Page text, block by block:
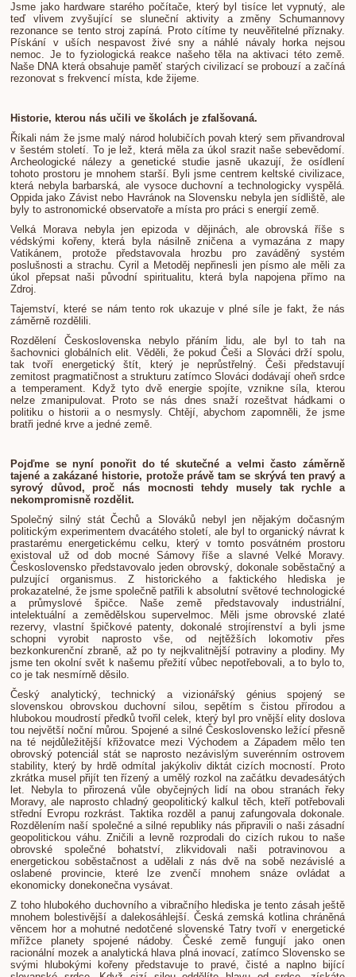
Jsme jako hardware starého počítače, který byl tisíce let vypnutý, ale
teď vlivem zvyšující se sluneční aktivity a změny Schumannovy
rezonance se tento stroj zapíná. Proto cítíme ty neuvěřitelné příznaky.
Pískání v uších nespavost živé sny a náhlé návaly horka nejsou
nemoc. Je to fyziologická reakce našeho těla na aktivaci této země.
Naše DNA která obsahuje paměť starých civilizací se probouzí a začíná
rezonovat s frekvencí místa, kde žijeme.
​Historie, kterou nás učili ve školách je zfalšovaná.
Říkali nám že jsme malý národ holubičích povah který sem přivandroval
v šestém století. To je lež, která měla za úkol srazit naše sebevědomí.
Archeologické nálezy a genetické studie jasně ukazují, že osídlení
tohoto prostoru je mnohem starší. Byli jsme centrem keltské civilizace,
která nebyla barbarská, ale vysoce duchovní a technologicky vyspělá.
Oppida jako Závist nebo Havránok na Slovensku nebyla jen sídliště, ale
byly to astronomické observatoře a místa pro práci s energií země.
Velká Morava nebyla jen epizoda v dějinách, ale obrovská říše s
védskými kořeny, která byla násilně zničena a vymazána z mapy
Vatikánem, protože představovala hrozbu pro zaváděný systém
poslušnosti a strachu. Cyril a Metoděj nepřinesli jen písmo ale měli za
úkol přepsat naši původní spiritualitu, která byla napojena přímo na
Zdroj.
Tajemství, které se nám tento rok ukazuje v plné síle je fakt, že nás
záměrně rozdělili.
Rozdělení Československa nebylo přáním lidu, ale byl to tah na
šachovnici globálních elit. Věděli, že pokud Češi a Slováci drží spolu,
tak tvoří energetický štít, který je neprůstřelný. Češi představují
zemitost pragmatičnost a strukturu zatímco Slováci dodávají oheň srdce
a temperament. Když tyto dvě energie spojíte, vznikne síla, kterou
nelze zmanipulovat. Proto se nás dnes snaží rozeštvat hádkami o
politiku o historii a o nesmysly. Chtějí, abychom zapomněli, že jsme
bratři jedné krve a jedné země.
Pojďme se nyní ponořit do té skutečné a velmi často záměrně
tajené a zakázané historie, protože právě tam se skrývá ten pravý a
syrový důvod, proč nás mocnosti tehdy musely tak rychle a
nekompromisně rozdělit.
Společný silný stát Čechů a Slováků nebyl jen nějakým dočasným
politickým experimentem dvacátého století, ale byl to organický návrat k
prastarému energetickému celku, který v tomto posvátném prostoru
existoval už od dob mocné Sámovy říše a slavné Velké Moravy.
Československo představovalo jeden obrovský, dokonale soběstačný a
pulzující organismus. Z historického a faktického hlediska je
prokazatelné, že jsme společně patřili k absolutní světové technologické
a průmyslové špičce. Naše země představovaly industriální,
intelektuální a zemědělskou supervelmoc. Měli jsme obrovské zlaté
rezervy, vlastní špičkové patenty, dokonalé strojírenství a byli jsme
schopni vyrobit naprosto vše, od nejtěžších lokomotiv přes
bezkonkurenční zbraně, až po ty nejkvalitnější potraviny a plodiny. My
jsme ten okolní svět k našemu přežití vůbec nepotřebovali, a to bylo to,
co je tak nesmírně děsilo.
​Český analytický, technický a vizionářský génius spojený se
slovenskou obrovskou duchovní silou, sepětím s čistou přírodou a
hlubokou moudrostí předků tvořil celek, který byl pro vnější elity doslova
tou největší noční můrou. Spojené a silné Československo ležící přesně
na té nejdůležitější křižovatce mezi Východem a Západem mělo ten
obrovský potenciál stát se naprosto nezávislým suverénním ostrovem
stability, který by hrdě odmítal jakýkoliv diktát cizích mocností. Proto
zkrátka musel přijít ten řízený a umělý rozkol na začátku devadesátých
let. Nebyla to přirozená vůle obyčejných lidí na obou stranách řeky
Moravy, ale naprosto chladný geopolitický kalkul těch, kteří potřebovali
střední Evropu rozkrást. Taktika rozděl a panuj zafungovala dokonale.
Rozdělením naší společné a silné republiky nás připravili o naši zásadní
geopolitickou váhu. Zničili a levně rozprodali do cizích rukou to naše
obrovské společné bohatství, zlikvidovali naši potravinovou a
energetickou soběstačnost a udělali z nás dvě na sobě nezávislé a
oslabené provincie, které lze zvenčí mnohem snáze ovládat a
ekonomicky donekonečna vysávat.
​Z toho hlubokého duchovního a vibračního hlediska je tento zásah ještě
mnohem bolestivější a dalekosáhlejší. Česká zemská kotlina chráněná
věncem hor a mohutné nedotčené slovenské Tatry tvoří v energetické
mřížce planety spojené nádoby. České země fungují jako onen
racionální mozek a analytická hlava plná inovací, zatímco Slovensko se
svými hlubokými kořeny představuje to pravé, čisté a naplno bijící